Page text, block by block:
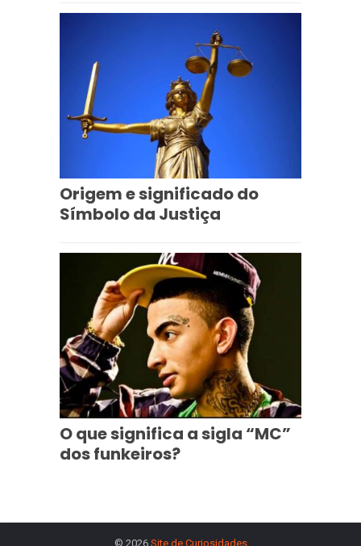
Origem e significado do
Símbolo da Justiça
O que significa a sigla “MC”
dos funkeiros?
© 2026 Site de Curiosidades